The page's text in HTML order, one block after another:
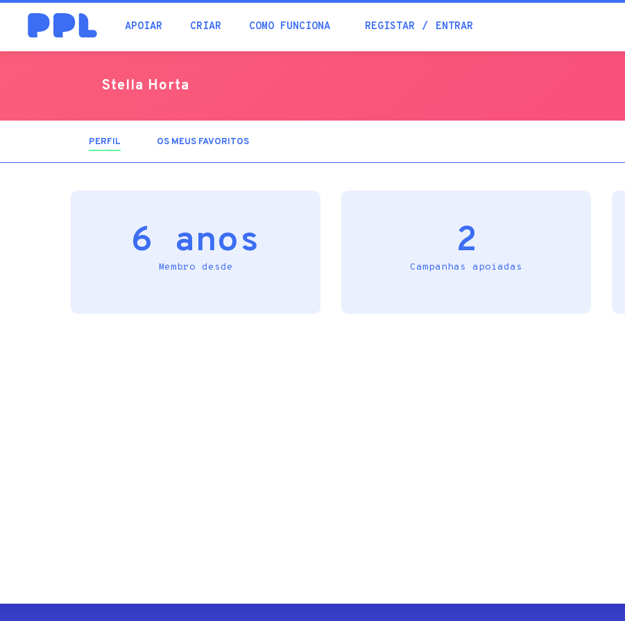
APOIAR CRIAR COMO FUNCIONA REGISTAR ENTRAR
procura
Stella Horta
PERFIL (SEPARADOROS MEUS FAVORITOS
6 anos
Membro desde
2
Campanhas apoiadas